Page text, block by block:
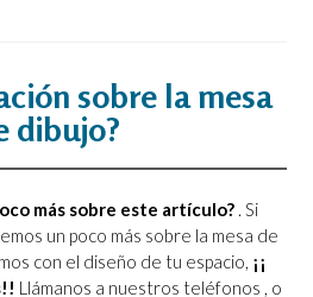
sobre la mesa
dibujo?
más sobre este artículo? . Si
un poco más sobre la mesa de
con el diseño de tu espacio, ¡¡
Llámanos a nuestros teléfonos , o